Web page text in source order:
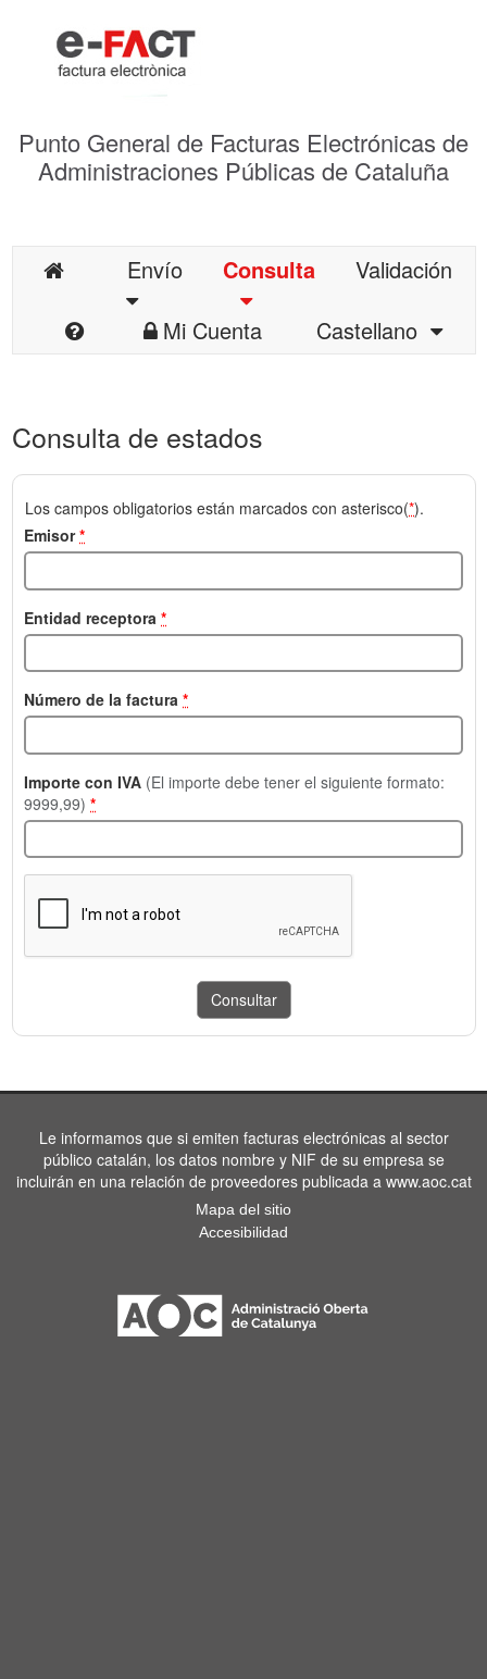
Punto General de Facturas Electrónicas de
Administraciones Públicas de Cataluña
Envío Consulta
Validación
Mi Cuenta
Castellano
Consulta de estados
Los campos obligatorios están marcados con asterisco(*).
Emisor*
Entidad receptora *
Número de la factura *
Importe con IVA (El importe debe tener el siguiente formato:
9999,99) *
Le informamos que si emiten facturas electrónicas al sector
público catalán, los datos nombre y NIF de su empresa se
incluirán en una relación de proveedores publicada a www.aoc.cat
Mapa del sitio
Accesibilidad